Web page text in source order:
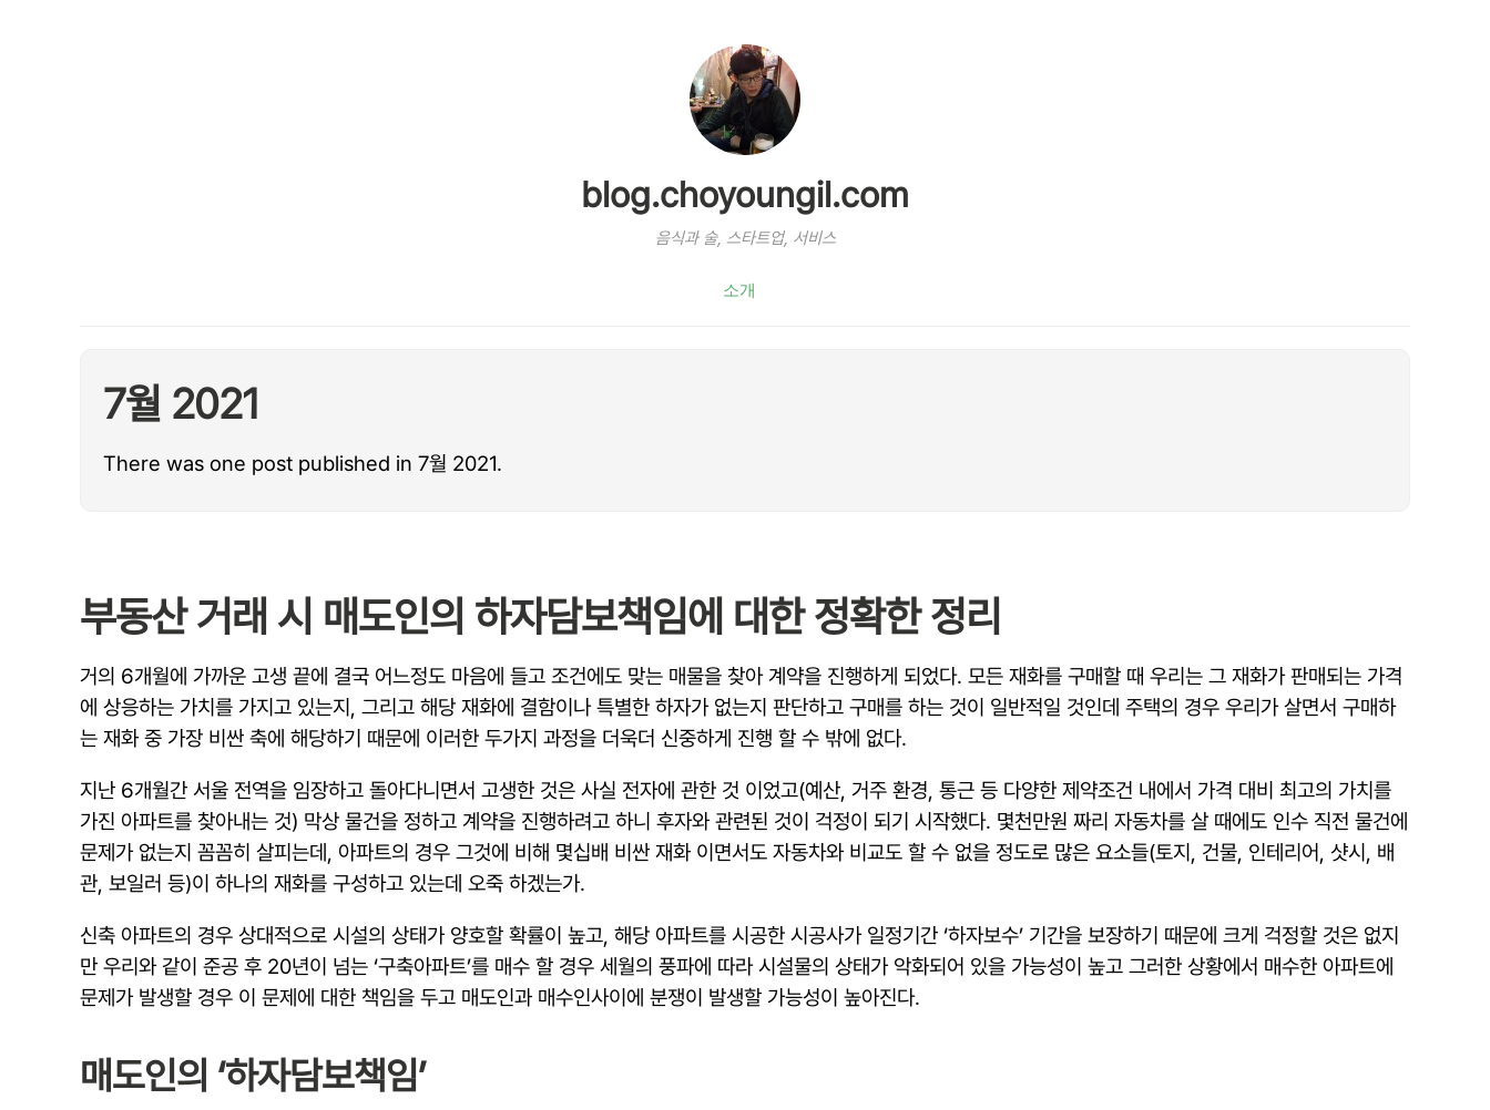
blog.choyoungil.com
음식과 술, 스타트업, 서비스
소개
7월 2021
There was one post published in 7월 2021.
부동산 거래 시 매도인의 하자담보책임에 대한 정확한 정리
거의 6개월에 가까운 고생 끝에 결국 어느정도 마음에 들고 조건에도 맞는 매물을 찾아 계약을 진행하게 되었다. 모든 재화를 구매할 때 우리는 그 재화가 판매되는 가격
에 상응하는 가치를 가지고 있는지, 그리고 해당 재화에 결함이나 특별한 하자가 없는지 판단하고 구매를 하는 것이 일반적일 것인데 주택의 경우 우리가 살면서 구매하
는 재화 중 가장 비싼 축에 해당하기 때문에 이러한 두가지 과정을 더욱더 신중하게 진행 할 수 밖에 없다.
지난 6개월간 서울 전역을 임장하고 돌아다니면서 고생한 것은 사실 전자에 관한 것 이었고(예산, 거주 환경, 통근 등 다양한 제약조건 내에서 가격 대비 최고의 가치를
가진 아파트를 찾아내는 것) 막상 물건을 정하고 계약을 진행하려고 하니 후자와 관련된 것이 걱정이 되기 시작했다. 몇천만원 짜리 자동차를 살 때에도 인수 직전 물건에
문제가 없는지 꼼꼼히 살피는데, 아파트의 경우 그것에 비해 몇십배 비싼 재화 이면서도 자동차와 비교도 할 수 없을 정도로 많은 요소들(토지, 건물, 인테리어, 샷시, 배
관, 보일러 등)이 하나의 재화를 구성하고 있는데 오죽 하겠는가.
신축 아파트의 경우 상대적으로 시설의 상태가 양호할 확률이 높고, 해당 아파트를 시공한 시공사가 일정기간 ‘하자보수’ 기간을 보장하기 때문에 크게 걱정할 것은 없지
만 우리와 같이 준공 후 20년이 넘는 ‘구축아파트’를 매수 할 경우 세월의 풍파에 따라 시설물의 상태가 악화되어 있을 가능성이 높고 그러한 상황에서 매수한 아파트에
문제가 발생할 경우 이 문제에 대한 책임을 두고 매도인과 매수인사이에 분쟁이 발생할 가능성이 높아진다.
매도인의 ‘하자담보책임’